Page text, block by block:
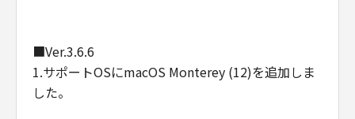
■Ver.3.6.6
1.サポートOSにmacOS Monterey (12)を追加しま
した。